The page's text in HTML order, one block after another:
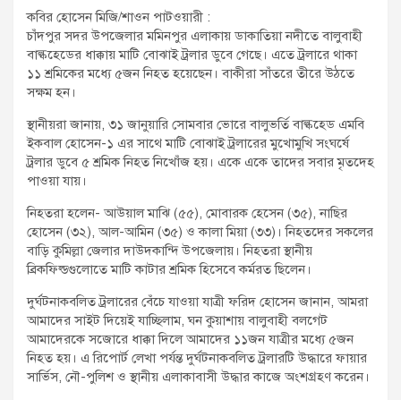
কবির হোসেন মিজি/শাওন পাটওয়ারী :
চাঁদপুর সদর উপজেলার মমিনপুর এলাকায় ডাকাতিয়া নদীতে বালুবাহী
বাল্কহেডের ধাক্কায় মাটি বোঝাই ট্রলার ডুবে গেছে। এতে ট্রলারে থাকা
১১ শ্রমিকের মধ্যে ৫জন নিহত হয়েছেন। বাকীরা সাঁতরে তীরে উঠতে
সক্ষম হন।
স্থানীয়রা জানায়, ৩১ জানুয়ারি সোমবার ভোরে বালুভর্তি বাল্কহেড এমবি
ইকবাল হোসেন-১ এর সাথে মাটি বোঝাই ট্রলারের মুখোমুখি সংঘর্ষে
ট্রলার ডুবে ৫ শ্রমিক নিহত নিখোঁজ হয়। একে একে তাদের সবার মৃতদেহ
পাওয়া যায়।
নিহতরা হলেন- আউয়াল মাঝি (৫৫), মোবারক হেসেন (৩৫), নাছির
হোসেন (৩২), আল-আমিন (৩৫) ও কালা মিয়া (৩৩)। নিহতদের সকলের
বাড়ি কুমিল্লা জেলার দাউদকান্দি উপজেলায়। নিহতরা স্থানীয়
ব্রিকফিল্ডগুলোতে মাটি কাটার শ্রমিক হিসেবে কর্মরত ছিলেন।
দুর্ঘটনাকবলিত ট্রলারের বেঁচে যাওয়া যাত্রী ফরিদ হোসেন জানান, আমরা
আমাদের সাইট দিয়েই যাচ্ছিলাম, ঘন কুয়াশায় বালুবাহী বলগেট
আমাদেরকে সজোরে ধাক্কা দিলে আমাদের ১১জন যাত্রীর মধ্যে ৫জন
নিহত হয়। এ রিপোর্ট লেখা পর্যন্ত দুর্ঘটনাকবলিত ট্রলারটি উদ্ধারে ফায়ার
সার্ভিস, নৌ-পুলিশ ও স্থানীয় এলাকাবাসী উদ্ধার কাজে অংশগ্রহণ করেন।